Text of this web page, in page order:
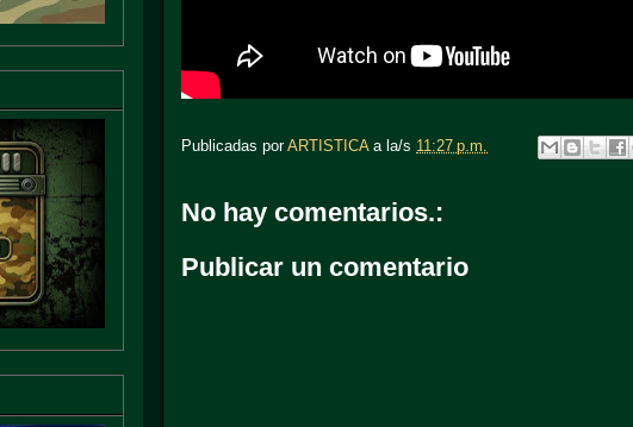
Publicadas porARTISTICA a la/s 11:27 p.m.
No hay comentarios.:
Publicar un comentario